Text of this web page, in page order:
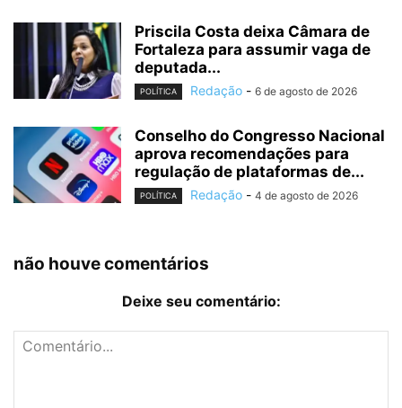
Priscila Costa deixa Câmara de
Fortaleza para assumir vaga de
deputada...
POLÍTICA Redação - 6 de agosto de 2026
Conselho do Congresso Nacional
aprova recomendações para
regulação de plataformas de...
POLÍTICA Redação - 4 de agosto de 2026
não houve comentários
Deixe seu comentário: